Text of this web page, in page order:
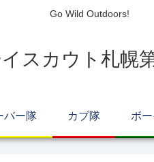
Go Wild Outdoors!
スカウト札幌
バー隊 カブ隊 ボ